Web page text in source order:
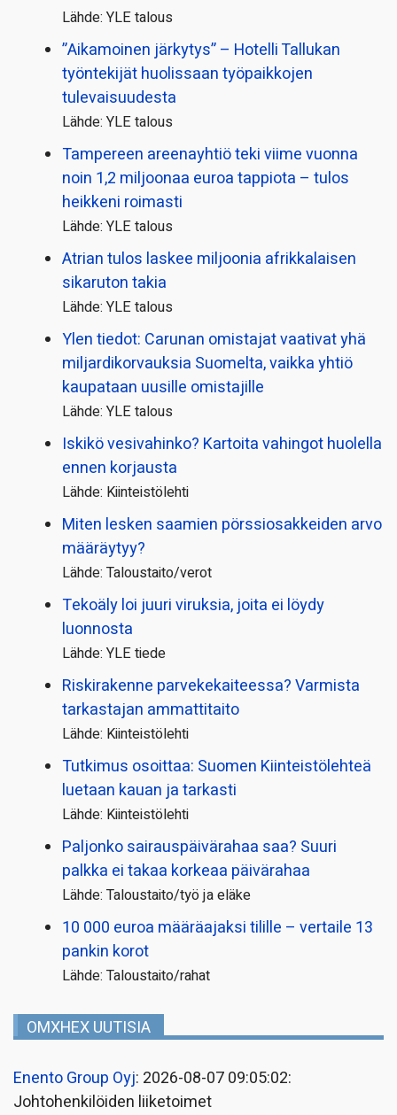
Lähde: YLE talous
”Aikamoinen järkytys” – Hotelli Tallukan
työntekijät huolissaan työpaikkojen
tulevaisuudesta
Lähde: YLE talous
Tampereen areenayhtiö teki viime vuonna
noin 1,2 miljoonaa euroa tappiota – tulos
heikkeni roimasti
Lähde: YLE talous
Atrian tulos laskee miljoonia afrikkalaisen
sikaruton takia
Lähde: YLE talous
Ylen tiedot: Carunan omistajat vaativat yhä
miljardi­korvauksia Suomelta, vaikka yhtiö
kaupataan uusille omistajille
Lähde: YLE talous
Iskikö vesivahinko? Kartoita vahingot huolella
ennen korjausta
Lähde: Kiinteistölehti
Miten lesken saamien pörssi­osakkeiden arvo
määräytyy?
Lähde: Taloustaito/verot
Tekoäly loi juuri viruksia, joita ei löydy
luonnosta
Lähde: YLE tiede
Riskirakenne parvekekaiteessa? Varmista
tarkastajan ammattitaito
Lähde: Kiinteistölehti
Tutkimus osoittaa: Suomen Kiinteistölehteä
luetaan kauan ja tarkasti
Lähde: Kiinteistölehti
Paljonko sairauspäivä­rahaa saa? Suuri
palkka ei takaa korkeaa päivärahaa
Lähde: Taloustaito/työ ja eläke
10 000 euroa määräajaksi tilille – vertaile 13
pankin korot
Lähde: Taloustaito/rahat
OMXHEX UUTISIA
Enento Group Oyj: 2026-08-07 09:05:02:
Johtohenkilöiden liiketoimet